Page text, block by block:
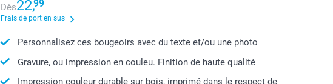
Dès22,99
Frais de port en sus
Personnalisez ces bougeoirs avec du texte et/ou une photo
Gravure, ou impression en couleu. Finition de haute qualité
Impression couleur durable sur bois, imprimé dans le respect de